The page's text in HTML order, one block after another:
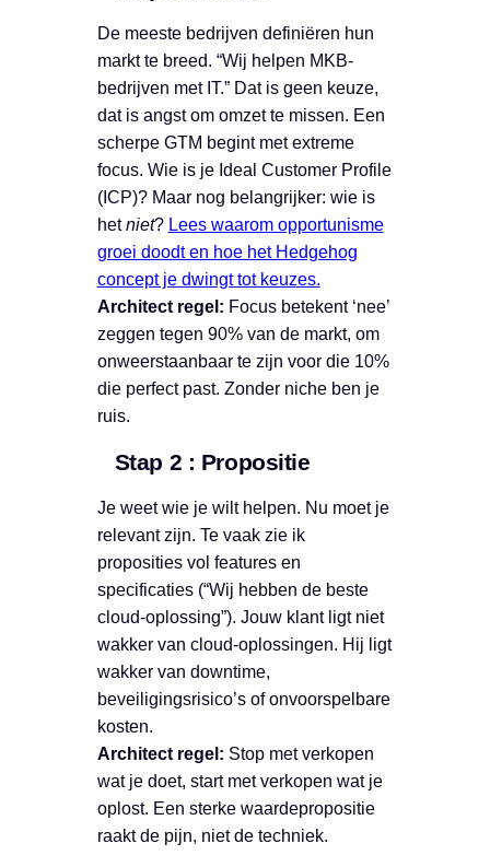
De meeste bedrijven definiëren hun
markt te breed. “Wij helpen MKB-
bedrijven met IT.” Dat is geen keuze,
dat is angst om omzet te missen. Een
scherpe GTM begint met extreme
focus. Wie is je Ideal Customer Profile
(ICP)? Maar nog belangrijker: wie is
hetniet? Lees waarom opportunisme
groei doodt en hoe het Hedgehog
concept je dwingt tot keuzes.
Architect regel: Focus betekent ‘nee’
zeggen tegen 90% van de markt, om
onweerstaanbaar te zijn voor die 10%
die perfect past. Zonder niche ben je
ruis.
Stap 2 : Propositie
Je weet wie je wilt helpen. Nu moet je
relevant zijn. Te vaak zie ik
proposities vol features en
specificaties (“Wij hebben de beste
cloud-oplossing”). Jouw klant ligt niet
wakker van cloud-oplossingen. Hij ligt
wakker van downtime,
beveiligingsrisico’s of onvoorspelbare
kosten.
Architect regel: Stop met verkopen
wat je doet, start met verkopen wat je
oplost. Een sterke waardepropositie
raakt de pijn, niet de techniek.